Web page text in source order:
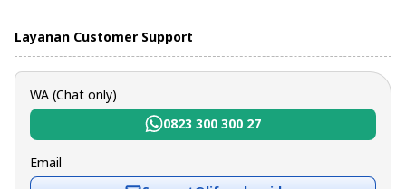
Layanan Customer Support
WA (Chat only)
0823 300 300 27
Email